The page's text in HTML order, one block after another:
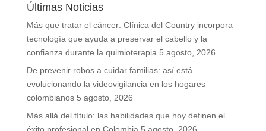
Últimas Noticias
Más que tratar el cáncer: Clínica del Country incorpora
tecnología que ayuda a preservar el cabello y la
confianza durante la quimioterapia 5 agosto, 2026
De prevenir robos a cuidar familias: así está
evolucionando la videovigilancia en los hogares
colombianos 5 agosto, 2026
Más allá del título: las habilidades que hoy definen el